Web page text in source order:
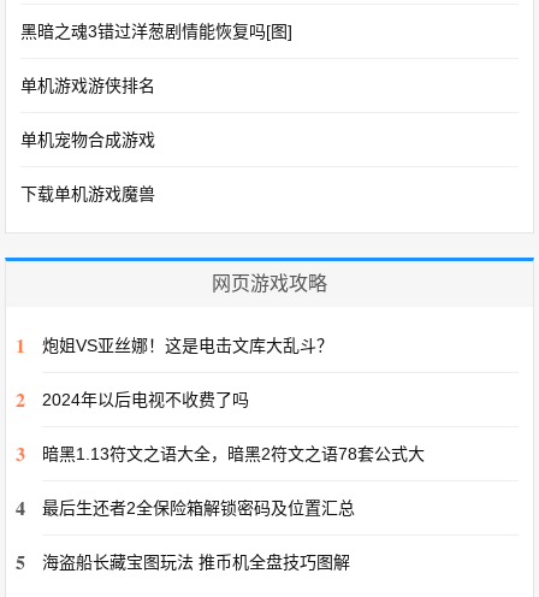
黑暗之魂3错过洋葱剧情能恢复吗[图]
单机游戏游侠排名
单机宠物合成游戏
下载单机游戏魔兽
网页游戏攻略
1 炮姐VS亚丝娜！这是电击文库大乱斗？
2 2024年以后电视不收费了吗
3 暗黑1.13符文之语大全，暗黑2符文之语78套公式大
4 最后生还者2全保险箱解锁密码及位置汇总
5 海盗船长藏宝图玩法 推币机全盘技巧图解